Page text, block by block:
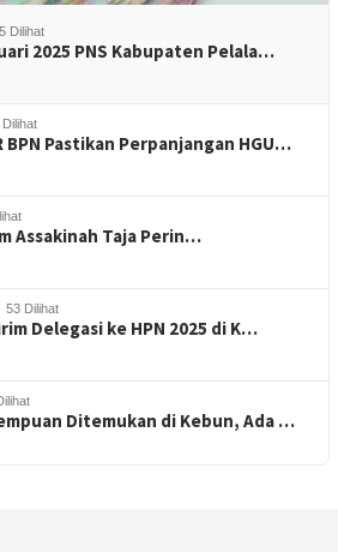
Dilihat
2025 PNS Kabupaten Pelala…
BPN Pastikan Perpanjangan HGU…
Assakinah Taja Perin…
53 Dilihat
Delegasi ke HPN 2025 di K…
Ditemukan di Kebun, Ada …